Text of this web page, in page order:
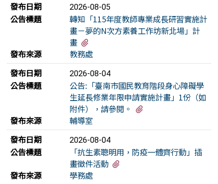
發布日期
2026-08-05
公告標題
轉知「115年度教師專業成長研習實施計
畫－夢的N次方素養工作坊新北場」計
畫
發布來源
教務處
發布日期
2026-08-04
公告標題
公告:「臺南市國民教育階段身心障礙學
生延長修業年限申請實施計畫」1份（如
附件），請參閱。
發布來源
輔導室
發布日期
2026-08-04
公告標題
「抗生素聰明用，防疫一體齊行動」插
畫徵件活動
發布來源
學務處